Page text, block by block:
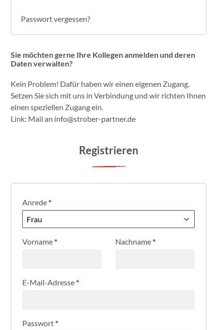
Passwort vergessen?
Sie möchten gerne Ihre Kollegen anmelden und deren
Daten verwalten?
Kein Problem! Dafür haben wir einen eigenen Zugang.
Setzen Sie sich mit uns in Verbindung und wir richten Ihnen
einen speziellen Zugang ein.
Link: Mail an info@strober-partner.de
Registrieren
Anrede*
Vorname* Nachname*
E-Mail-Adresse*
Passwort*